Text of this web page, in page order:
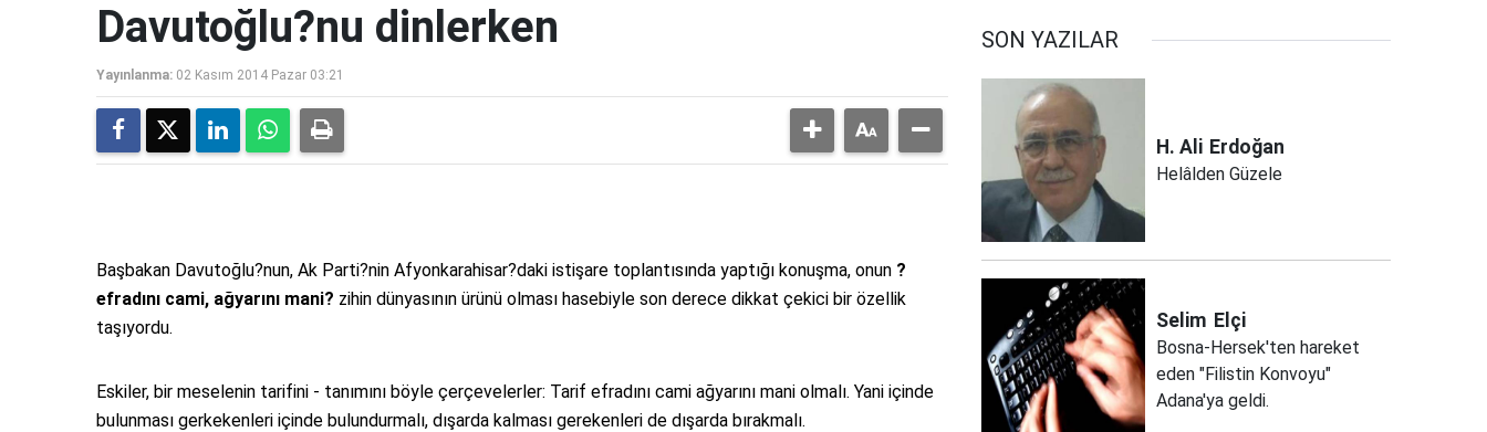
Davutoğlu?nu dinlerken
Yayınlanma: 02 Kasım 2014 Pazar 03:21
Başbakan Davutoğlu?nun, Ak Parti?nin Afyonkarahisar?daki istişare toplantısında yaptığı konuşma, onun ?
efradını cami, ağyarını mani? zihin dünyasının ürünü olması hasebiyle son derece dikkat çekici bir özellik
taşıyordu.
Eskiler, bir meselenin tarifini - tanımını böyle çerçevelerler: Tarif efradını cami ağyarını mani olmalı. Yani içinde
bulunması gerkekenleri içinde bulundurmalı, dışarda kalması gerekenleri de dışarda bırakmalı.
SON YAZILAR
H. Ali Erdoğan
Helâlden Güzele
Selim Elçi
Bosna-Hersek'ten hareket
eden "Filistin Konvoyu"
Adana'ya geldi.